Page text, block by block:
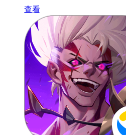
查看